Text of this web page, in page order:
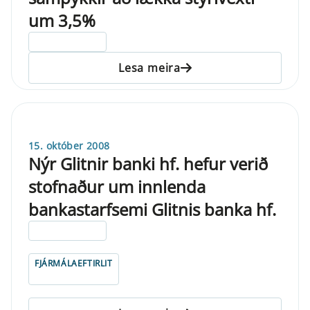
um 3,5%
Lesa meira
15. október 2008
Nýr Glitnir banki hf. hefur verið
stofnaður um innlenda
bankastarfsemi Glitnis banka hf.
FJÁRMÁLAEFTIRLIT